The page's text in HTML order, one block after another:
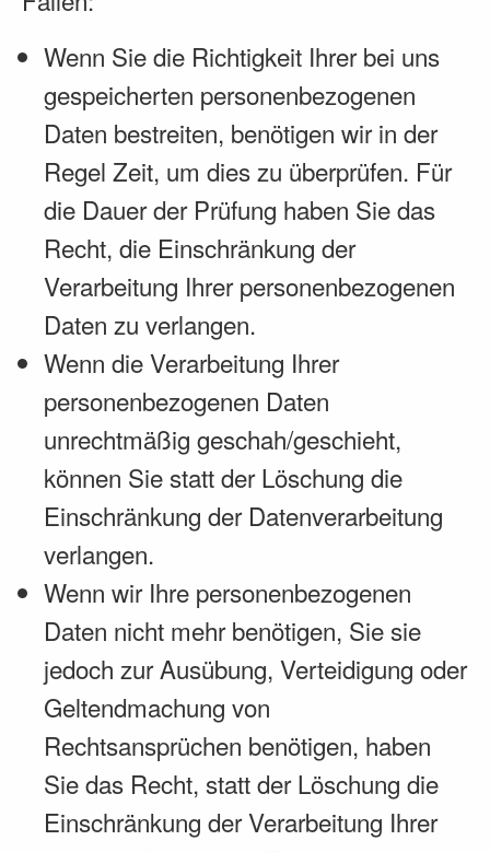
Wenn Sie die Richtigkeit Ihrer bei uns
gespeicherten personenbezogenen
Daten bestreiten, benötigen wir in der
Regel Zeit, um dies zu überprüfen. Für
die Dauer der Prüfung haben Sie das
Recht, die Einschränkung der
Verarbeitung Ihrer personenbezogenen
Daten zu verlangen.
Wenn die Verarbeitung Ihrer
personenbezogenen Daten
unrechtmäßig geschah/geschieht,
können Sie statt der Löschung die
Einschränkung der Datenverarbeitung
verlangen.
Wenn wir Ihre personenbezogenen
Daten nicht mehr benötigen, Sie sie
jedoch zur Ausübung, Verteidigung oder
Geltendmachung von
Rechtsansprüchen benötigen, haben
Sie das Recht, statt der Löschung die
Einschränkung der Verarbeitung Ihrer